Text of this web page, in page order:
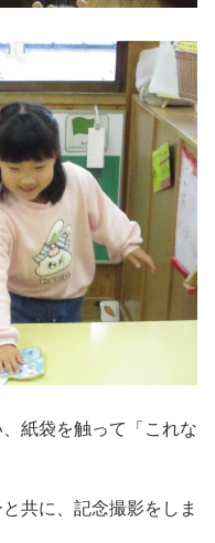
紙袋を触って「これな
共に、記念撮影をしま